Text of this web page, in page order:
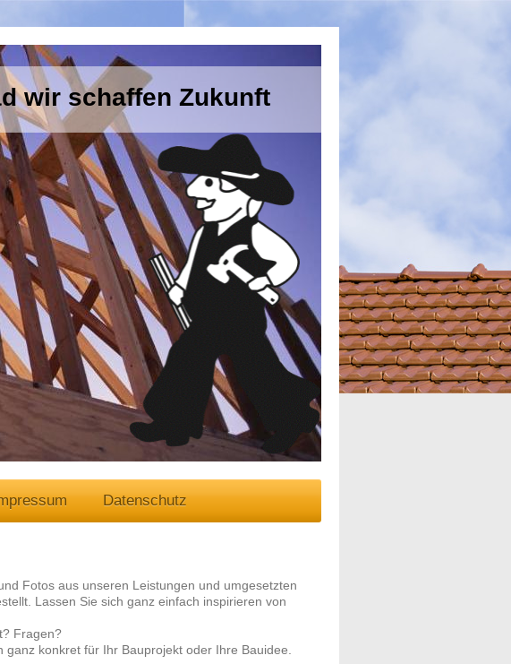
wir schaffen Zukunft
Datenschutz
Fotos aus unseren Leistungen und umgesetzten
Lassen Sie sich ganz einfach inspirieren von
Fragen?
konkret für Ihr Bauprojekt oder Ihre Bauidee.